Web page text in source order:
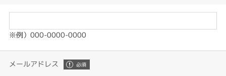
※例）000-0000-0000
メールアドレス